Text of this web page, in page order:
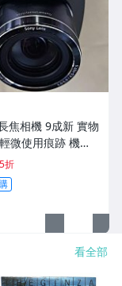
焦相機 9成新 實物
微使用痕跡 機身
拆修無翻新-3430
折
看全部